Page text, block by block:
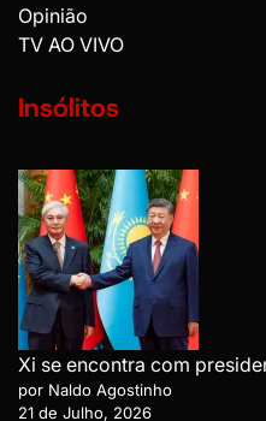
Opinião
TV AO VIVO
Insólitos
Xi se encontra com
por Naldo Agostinho
21 de Julho, 2026